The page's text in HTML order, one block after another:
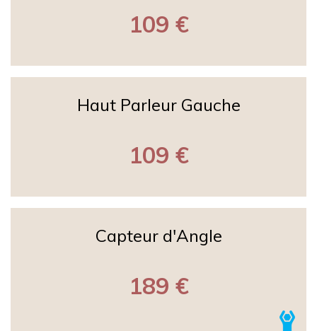
109 €
Haut Parleur Gauche
109 €
Capteur d'Angle
189 €